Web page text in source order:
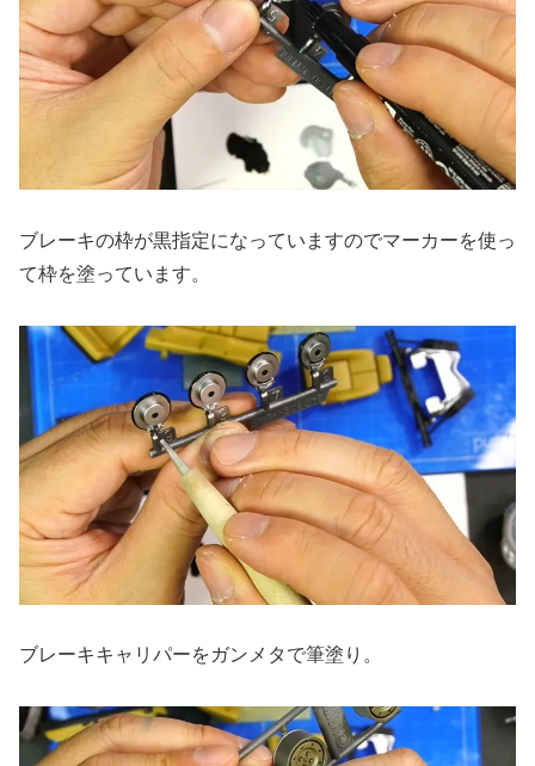
ブレーキの枠が黒指定になっていますのでマーカーを使っ
て枠を塗っています。
ブレーキキャリパーをガンメタで筆塗り。